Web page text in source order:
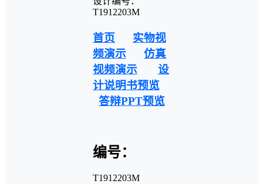
T1912203M
首页
实物视
频演示
仿真
视频演示
设
计说明书预览
答辩PPT预览
编号：
T1912203M